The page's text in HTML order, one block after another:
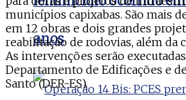
anos
municípios capixabas. São mais
em 12 obras e dois grandes
reabilitação de rodovias, além da
As intervenções serão
Departamento de Edificações e
Santo (DER-ES).